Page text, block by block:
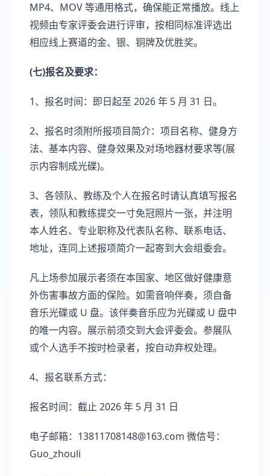
MP4、MOV 等通用格式，确保能正常播放。线上
视频由专家评委会进行评审，按相同标准评选出
相应线上赛道的金、银、铜牌及优胜奖。
(七)报名及要求：
1、报名时间：即日起至 2026 年 5 月 31 日。
2、报名时须附所报项目简介：项目名称、健身方
法、基本内容、健身效果及对场地器材要求等(展
示内容制成光碟)。
3、各领队、教练及个人在报名时请认真填写报名
表，领队和教练提交一寸免冠照片一张，并注明
本人姓名、专业职称及代表队名称、联系电话、
地址，连同上述报项简介一起寄到大会组委会。
凡上场参加展示者须在本国家、地区做好健康意
外伤害事故方面的保险。如需音响伴奏，须自备
音乐光碟或 U 盘。该伴奏音乐应为光碟或 U 盘中
的唯一内容。展示前须交到大会评委会。参展队
或个人选手不按时检录者，按自动弃权处理。
4、报名联系方式：
报名时间：截止 2026 年 5 月 31 日
电子邮箱：13811708148@163.com 微信号：
Guo_zhouli